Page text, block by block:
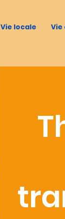
Vie locale Vie